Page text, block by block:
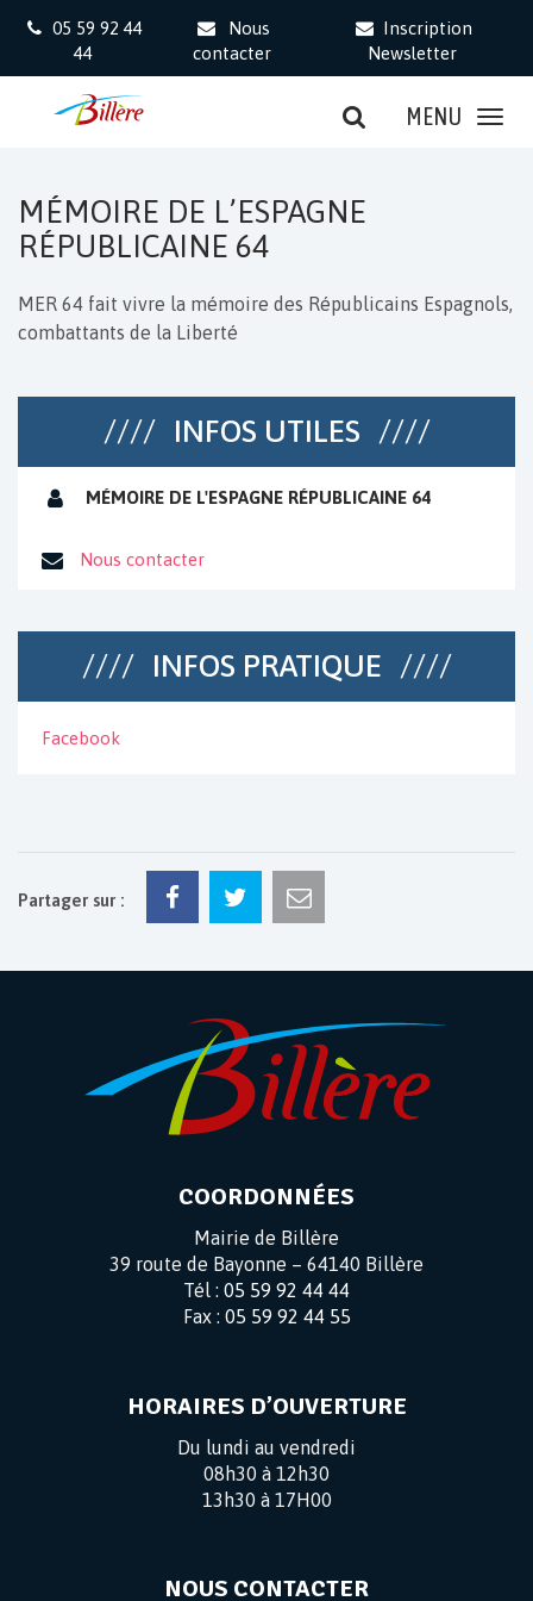
05 59 92 44
44
Nous
contacter
Inscription
Newsletter
MENU
MÉMOIRE DE L’ESPAGNE
RÉPUBLICAINE 64
MER 64 fait vivre la mémoire des Républicains Espagnols,
combattants de la Liberté
INFOS UTILES
MÉMOIRE DE L'ESPAGNE RÉPUBLICAINE 64
Nous contacter
INFOS PRATIQUE
Facebook
Partager sur :
COORDONNÉES
Mairie de Billère
39 route de Bayonne – 64140 Billère
Tél : 05 59 92 44 44
Fax : 05 59 92 44 55
HORAIRES D’OUVERTURE
Du lundi au vendredi
08h30 à 12h30
13h30 à 17H00
NOUS CONTACTER